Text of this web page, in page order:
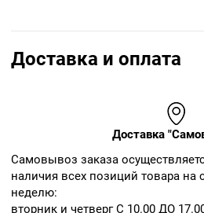
Доставка и оплата
Доставка
Cамовывоз заказа
наличия всех позиций товара на
неделю:
вторник и четверг С 10.00 ДО